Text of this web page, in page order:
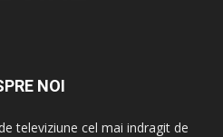
NOI
televiziune cel mai indragit de